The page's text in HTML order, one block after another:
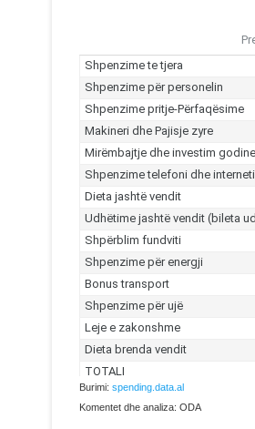
Burimi: spending.data.al
Komentet dhe analiza: ODA